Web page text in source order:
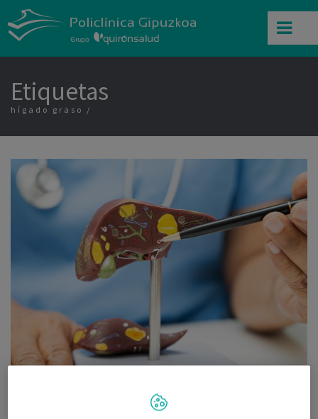
Etiquetas
hígado graso
“La pérdida de peso es la clave